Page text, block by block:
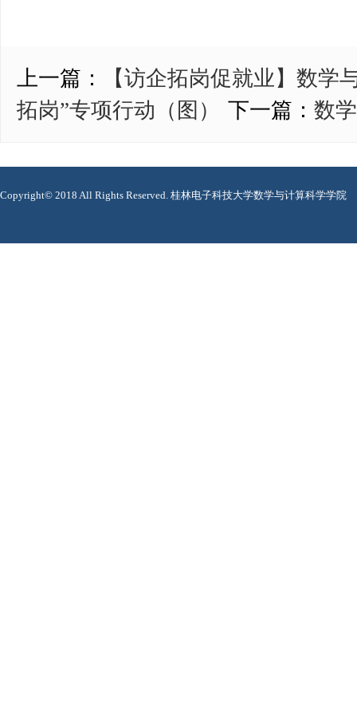
上一篇：
【访企拓岗促就业】数学
拓岗”专项行动（图）
下一篇： 数
Copyright© 2018 All Rights Reserved. 桂林电子科技大学数学与计算科学学院